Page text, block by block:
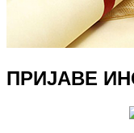
ПРИЈАВЕ